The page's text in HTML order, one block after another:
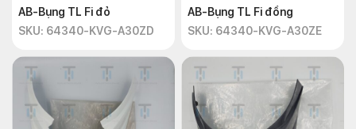
AB-Bụng TL Fi đỏ
SKU: 64340-KVG-A30ZD
AB-Bụng TL Fi đồng
SKU: 64340-KVG-A30ZE